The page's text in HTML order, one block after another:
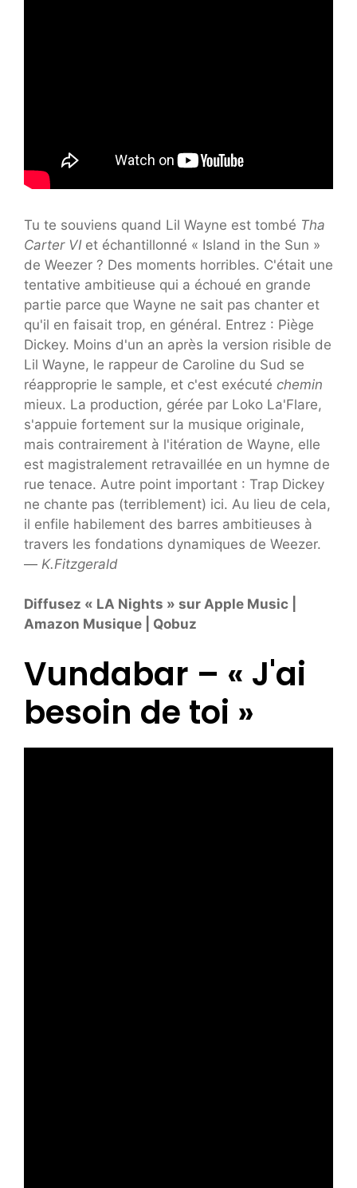
Tu te souviens quand Lil Wayne est tombé Tha
Carter VI et échantillonné « Island in the Sun »
de Weezer ? Des moments horribles. C'était une
tentative ambitieuse qui a échoué en grande
partie parce que Wayne ne sait pas chanter et
qu'il en faisait trop, en général. Entrez : Piège
Dickey. Moins d'un an après la version risible de
Lil Wayne, le rappeur de Caroline du Sud se
réapproprie le sample, et c'est exécuté chemin
mieux. La production, gérée par Loko La'Flare,
s'appuie fortement sur la musique originale,
mais contrairement à l'itération de Wayne, elle
est magistralement retravaillée en un hymne de
rue tenace. Autre point important : Trap Dickey
ne chante pas (terriblement) ici. Au lieu de cela,
il enfile habilement des barres ambitieuses à
travers les fondations dynamiques de Weezer.
— K.Fitzgerald
Diffusez « LA Nights » sur Apple Music |
Amazon Musique | Qobuz
Vundabar – « J'ai
besoin de toi »